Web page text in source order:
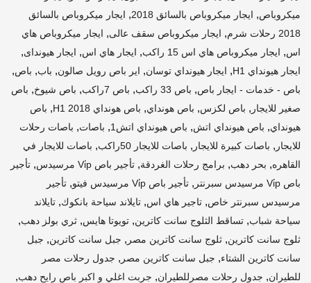
ميكروباص, ايجار ميكروباص بالسائق 2018 , ايجار ميكروباص بالسائق
2018 رحلات شرم
, ايجار ميكروباص سقف عالى, ايجار ميكروباص هاي
اس, ايجار ميكروباص هاي اس 15 راكب , ايجار هاي اس, ايجار هيونداى,
ايجار هيونداي H1 , ايجار هيونداي توسان, اير باص رويل صالون, باب, باص,
باص - خدمات - ايجار باص, باص 33 راكب , باص 7راكب , باص شيوخ, باص
صغير للايجار , باص لكزس, باص هونداي, باص هونداي H1 2018 , باص
هيونداي, باص هيونداي اتش, باص هيونداي اتش1 , باصات, باصات رحلات
للايجار , باصات كبيرة للايجار , باصات للايجار 50راكب , باصات للايجار في
القاهره, بحر دهب, برامج رحلات الغردقة, تأجير باص Vi̇p مرسيدس , تأجير
باص Vi̇p مرسيدس سبرنتر
, تأجير باص Vi̇p مرسيدس فيتو , تأجير
مرسيدس سبرنتر خاص, تاجير هاي اس, تايلاند سياحة بانكوك, تايلاند
سياحة شباب, تساقط الثلوج سانت كاترين, تويوتا هايس, ثري بولز دهب,
ثلوج سانت كاترين, ثلوج سانت كاترين مصر , جبل سانت كاترين, جبل
سانت كاترين الشتاء, جبل سانت كاترين مصر , جدول رحلات مصر
للطيران, جدول رحلات مصرللطيران, جربت اغلي و اكبر باص رايح دهب,